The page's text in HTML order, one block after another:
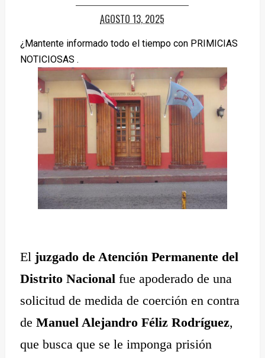
AGOSTO 13, 2025
¿Mantente informado todo el tiempo con PRIMICIAS
NOTICIOSAS .
El juzgado de Atención Permanente del
Distrito Nacionalfue apoderado de una
solicitud de medida de coerción en contra
de Manuel Alejandro Féliz Rodríguez,
que busca que se le imponga prisión